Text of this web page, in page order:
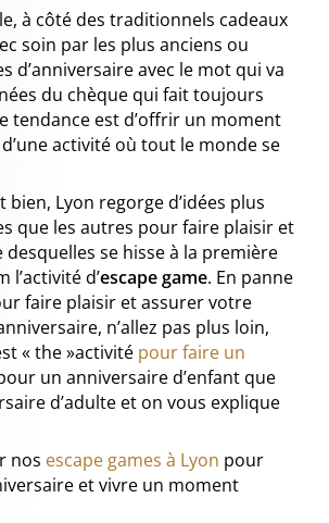
à côté des traditionnels cadeaux
soin par les plus anciens ou
d’anniversaire avec le mot qui va
du chèque qui fait toujours
tendance est d’offrir un moment
activité où tout le monde se
Lyon regorge d’idées plus
que les autres pour faire plaisir et
se hisse à la première
l’activité d’escape game. En panne
faire plaisir et assurer votre
n’allez pas plus loin,
« the »activité pour faire un
un anniversaire d’enfant que
d’adulte et on vous explique
nos escape games à Lyon pour
et vivre un moment